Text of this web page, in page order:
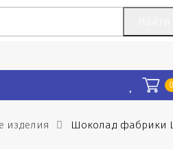
изделия Шоколад фабрики